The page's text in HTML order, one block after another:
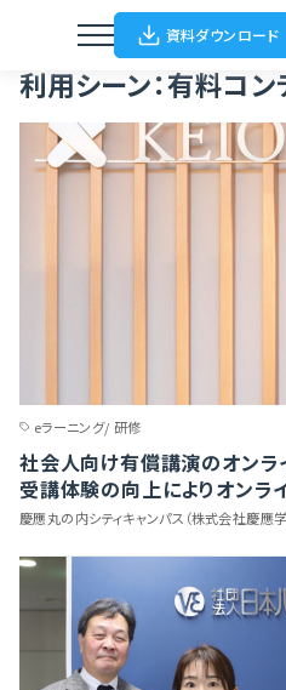
FC加盟店開拓
資料ダウンロード
導入事例 有料コンテンツ
利用シーン：有料コ
eラーニング/ 研修
社会人向け有償講演のオン
受講体験の向上によりオンラ
慶應丸の内シティキャンパス（株式会社慶應